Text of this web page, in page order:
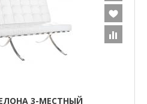
3-МЕСТНЫЙ